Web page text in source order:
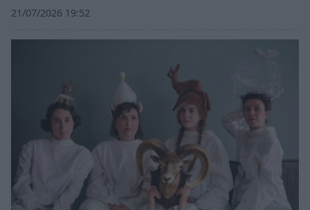
21/07/2026 19:52